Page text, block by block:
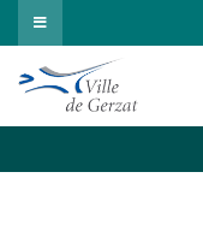
Passer
au
contenu